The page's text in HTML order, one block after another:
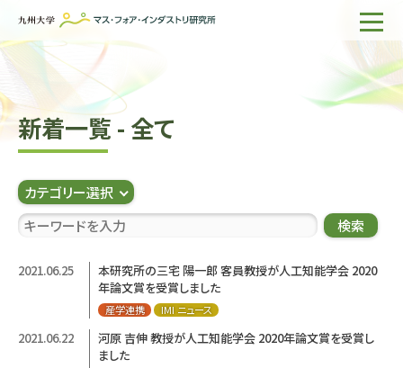
ホーム
IMIについて
組織・所員
研究活動
企業の方へ
新着一覧 - 全て
カテゴリー選択
検索
2021.06.25
本研究所の三宅 陽一郎 客員教授が人工知能学会 2020
年論文賞を受賞しました
産学連携 IMI ニュース
2021.06.22
河原 吉伸 教授が人工知能学会 2020年論文賞を受賞し
ました